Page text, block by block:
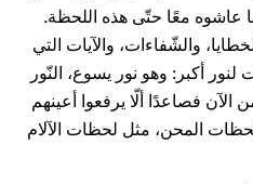
عاشوه معًا حتّى هذه اللحظة.
والشّفاءات، والآيات التي
أكبر: وهو نور يسوع، النّور
فصاعدًا ألّا يرفعوا أعينهم
المحن، مثل لحظات الآلام